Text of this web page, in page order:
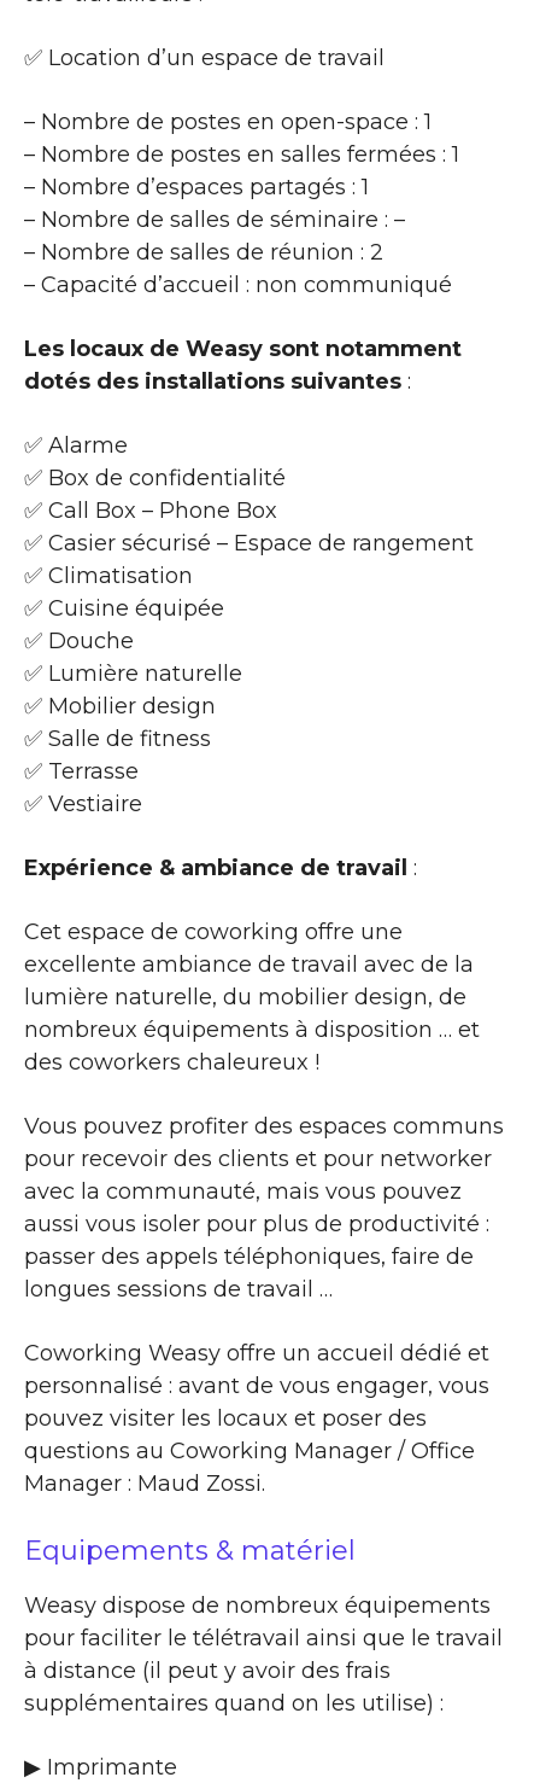
✅ Location d’un espace de travail
– Nombre de postes en open-space : 1
– Nombre de postes en salles fermées : 1
– Nombre d’espaces partagés : 1
– Nombre de salles de séminaire : –
– Nombre de salles de réunion : 2
– Capacité d’accueil : non communiqué
Les locaux de Weasy sont notamment
dotés des installations suivantes :
✅ Alarme
✅ Box de confidentialité
✅ Call Box – Phone Box
✅ Casier sécurisé – Espace de rangement
✅ Climatisation
✅ Cuisine équipée
✅ Douche
✅ Lumière naturelle
✅ Mobilier design
✅ Salle de fitness
✅ Terrasse
✅ Vestiaire
Expérience & ambiance de travail :
Cet espace de coworking offre une
excellente ambiance de travail avec de la
lumière naturelle, du mobilier design, de
nombreux équipements à disposition … et
des coworkers chaleureux !
Vous pouvez profiter des espaces communs
pour recevoir des clients et pour networker
avec la communauté, mais vous pouvez
aussi vous isoler pour plus de productivité :
passer des appels téléphoniques, faire de
longues sessions de travail …
Coworking Weasy offre un accueil dédié et
personnalisé : avant de vous engager, vous
pouvez visiter les locaux et poser des
questions au Coworking Manager / Office
Manager : Maud Zossi.
Equipements & matériel
Weasy dispose de nombreux équipements
pour faciliter le télétravail ainsi que le travail
à distance (il peut y avoir des frais
supplémentaires quand on les utilise) :
▶ Imprimante